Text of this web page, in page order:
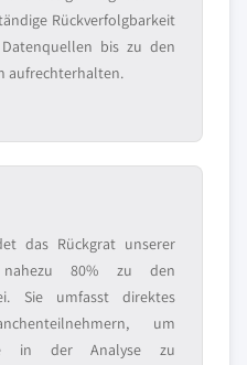
Rückverfolgbarkeit
bis zu den
aufrechterhalten.
das Rückgrat unserer
80% zu den
Sie umfasst direktes
um
in der Analyse zu